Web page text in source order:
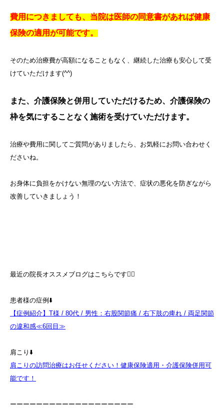
費用につきましても、当院は医師の同意書があれば健康
保険の適用が可能です。
そのため治療費が高額になることもなく、継続した治療も安心して受
けていただけます(^^)
また、介護保険と併用していただけるため、介護保険の
枠を気にすることなく施術を受けていただけます。
治療や費用に関してご質問がありましたら、お気軽にお問い合わせく
ださいね。
お身体に負担をかけない無理のない方法で、症状の悪化を防ぎながら
改善していきましょう！
最近の院長オススメブログはこちらです💁‍♀️
患者様の症例⬇️
【症例紹介】T様 / 80代 / 男性：右股関節痛 / 右下肢の痺れ / 両足関節
の違和感≪6回目≫
肩こり⬇️
肩こりの訪問治療はお任せください！健康保険適用・介護保険併用可
能です！
ーーーーーーーーーーーーーーーーーーー